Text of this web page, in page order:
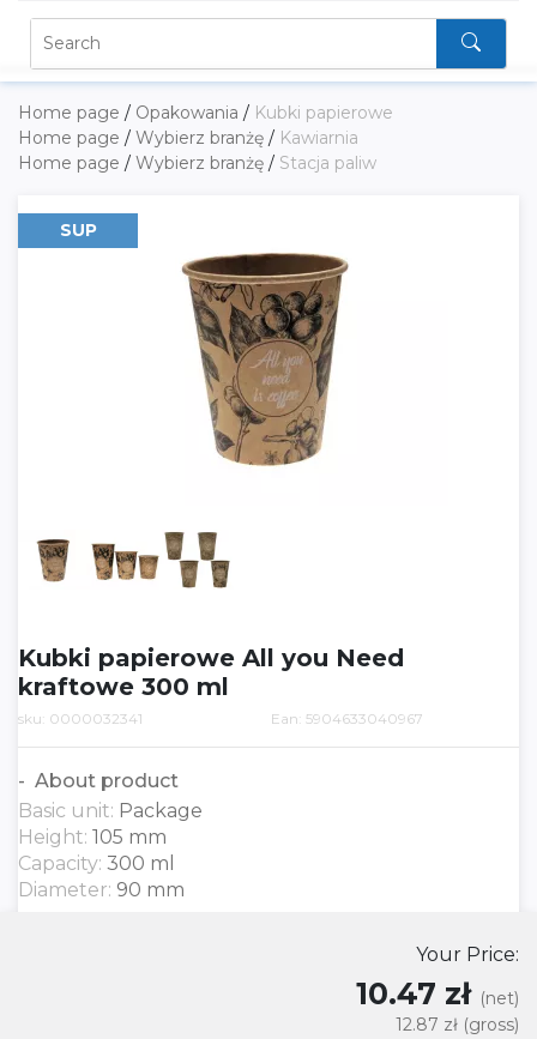
Home page / Opakowania / Kubki papierowe
Home page / Wybierz branżę / Kawiarnia
Home page / Wybierz branżę / Stacja paliw
SUP
Kubki papierowe All you Need
kraftowe 300 ml
sku: 0000032341 Ean: 5904633040967
About product
Basic unit: Package
Height: 105 mm
Capacity: 300 ml
Diameter: 90 mm
Your Price:
10.47 zł (net)
12.87 zł (gross)